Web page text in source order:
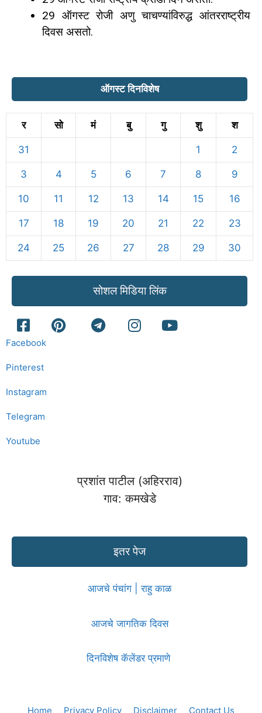
29 ऑगस्ट रोजी अणु चाचण्यांविरुद्ध आंतरराष्ट्रीय
दिवस असतो.
ऑगस्ट दिनविशेष
र सो मं बु गु शु श
31 1 2
3 4 5 6 7 8 9
10 11 12 13 14 15 16
17 18 19 20 21 22 23
24 25 26 27 28 29 30
सोशल मिडिया लिंक
Facebook
Pinterest
Instagram
Telegram
Youtube
प्रशांत पाटील (अहिरराव)
गाव: कमखेडे
इतर पेज
आजचे पंचांग | राहु काळ
आजचे जागतिक दिवस
दिनविशेष कॅलेंडर प्रमाणे
Home Privacy Policy Disclaimer Contact Us